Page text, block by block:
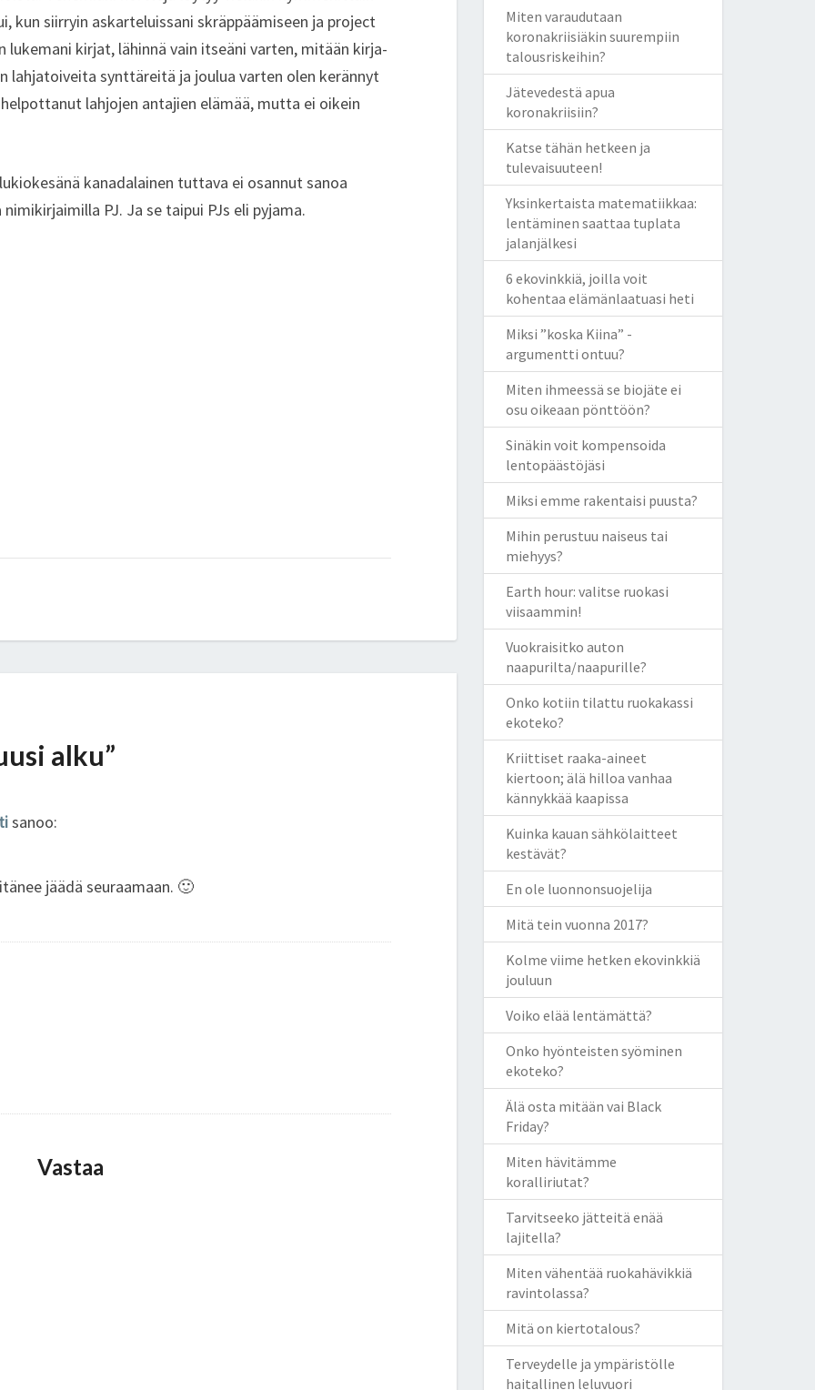
kun siirryin askarteluissani skräppäämiseen ja project
lukemani kirjat, lähinnä vain itseäni varten, mitään kirja-
lahjatoiveita synttäreitä ja joulua varten olen kerännyt
lahjojen antajien elämää, mutta ei oikein
kanadalainen tuttava ei osannut sanoa
PJ. Ja se taipui PJs eli pyjama.
alku”
sanoo:
jäädä seuraamaan. 🙂
Vastaa
Miten varaudutaan
koronakriisiäkin suurempiin
talousriskeihin?
Jätevedestä apua
koronakriisiin?
Katse tähän hetkeen ja
tulevaisuuteen!
Yksinkertaista matematiikkaa:
lentäminen saattaa tuplata
jalanjälkesi
6 ekovinkkiä, joilla voit
kohentaa elämänlaatuasi heti
Miksi ”koska Kiina” -
argumentti ontuu?
Miten ihmeessä se biojäte ei
osu oikeaan pönttöön?
Sinäkin voit kompensoida
lentopäästöjäsi
Miksi emme rakentaisi puusta?
Mihin perustuu naiseus tai
miehyys?
Earth hour: valitse ruokasi
viisaammin!
Vuokraisitko auton
naapurilta/naapurille?
Onko kotiin tilattu ruokakassi
ekoteko?
Kriittiset raaka-aineet
kiertoon; älä hilloa vanhaa
kännykkää kaapissa
Kuinka kauan sähkölaitteet
kestävät?
En ole luonnonsuojelija
Mitä tein vuonna 2017?
Kolme viime hetken ekovinkkiä
jouluun
Voiko elää lentämättä?
Onko hyönteisten syöminen
ekoteko?
Älä osta mitään vai Black
Friday?
Miten hävitämme
koralliriutat?
Tarvitseeko jätteitä enää
lajitella?
Miten vähentää ruokahävikkiä
ravintolassa?
Mitä on kiertotalous?
Terveydelle ja ympäristölle
haitallinen leluvuori